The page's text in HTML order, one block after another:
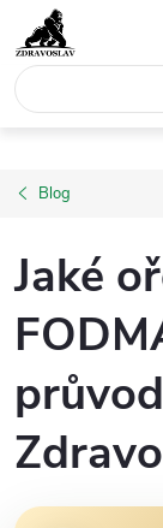
na
obsah
Blog
Jaké